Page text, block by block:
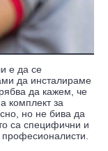
е да се
да инсталираме
да кажем, че
комплект за
но не бива да
са специфични и